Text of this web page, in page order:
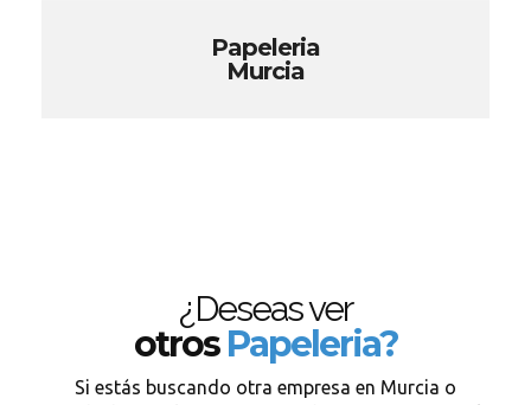
Papeleria
Murcia
¿Deseas ver
otrosPapeleria?
Si estás buscando otra empresa en Murcia o